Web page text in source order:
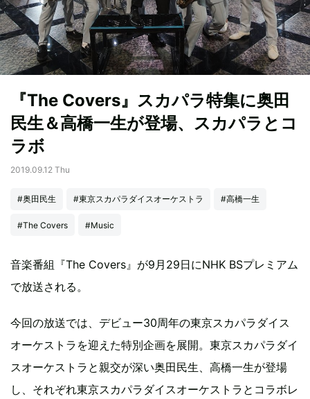
『The Covers』スカパラ特集に奥田
民生＆高橋一生が登場、スカパラとコ
ラボ
2019.09.12 Thu
#奥田民生 #東京スカパラダイスオーケストラ #高橋一生
#The Covers #Music
音楽番組『The Covers』が9月29日にNHK BSプレミアム
で放送される。
今回の放送では、デビュー30周年の東京スカパラダイス
オーケストラを迎えた特別企画を展開。東京スカパラダイ
スオーケストラと親交が深い奥田民生、高橋一生が登場
し、それぞれ東京スカパラダイスオーケストラとコラボレ